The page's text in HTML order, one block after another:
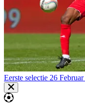
Eerste selectie 26 Februar